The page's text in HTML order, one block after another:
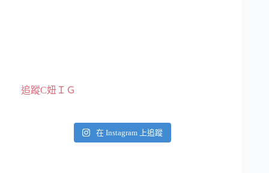
追蹤C妞ＩＧ
在 Instagram 上追蹤